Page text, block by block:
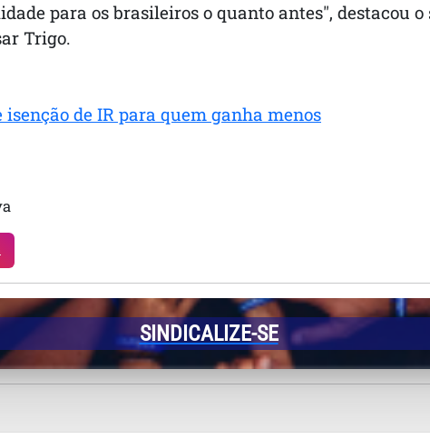
para os brasileiros o quanto antes", destacou
Trigo.
de IR para quem ganha menos
SINDICALIZE-SE